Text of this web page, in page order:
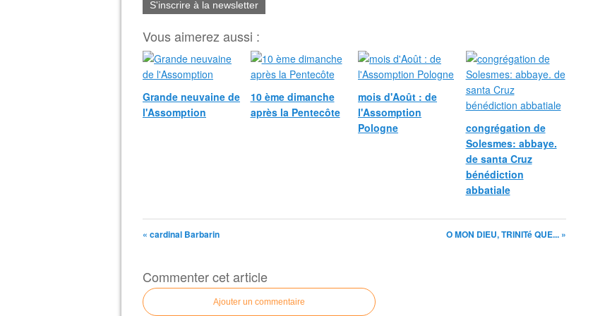
S'inscrire à la newsletter
Vous aimerez aussi :
Grande neuvaine de
l'Assomption
10 ème dimanche
après la Pentecôte
mois d'Août : de
l'Assomption
Pologne
congrégation de
Solesmes: abbaye.
de santa Cruz
bénédiction
abbatiale
« cardinal Barbarin O MON DIEU, TRINITé QUE... »
Commenter cet article
Ajouter un commentaire